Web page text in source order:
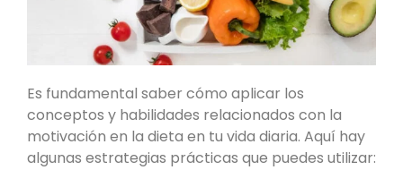
Es fundamental saber cómo aplicar los
conceptos y habilidades relacionados con la
motivación en la dieta en tu vida diaria. Aquí hay
algunas estrategias prácticas que puedes utilizar: